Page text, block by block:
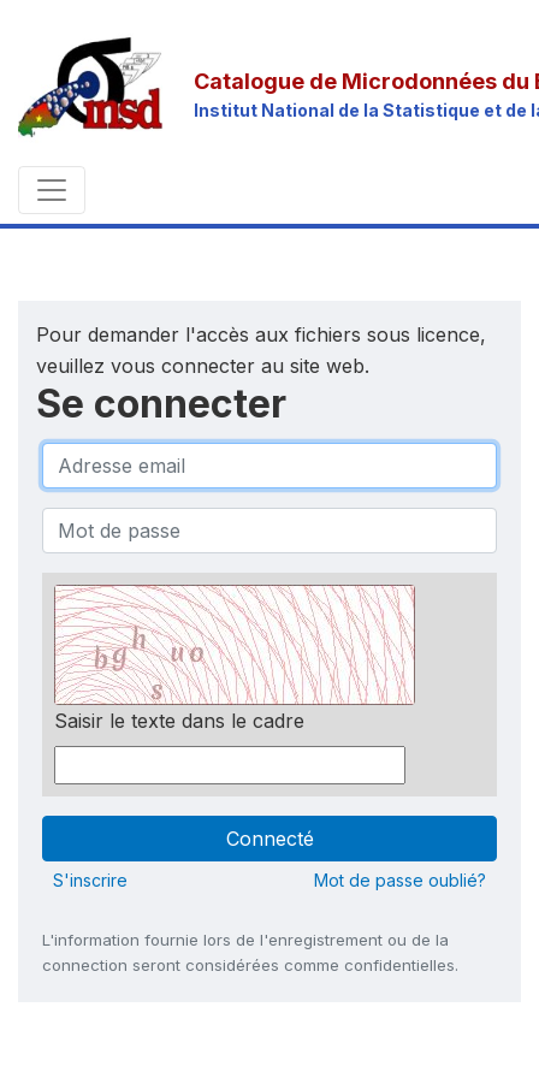
Catalogue de Microdonnées du
Institut National de la Statistique et de
Pour demander l'accès aux fichiers sous licence,
veuillez vous connecter au site web.
Se connecter
Saisir le texte dans le cadre
S'inscrire Mot de passe oublié?
L'information fournie lors de l'enregistrement ou de la
connection seront considérées comme confidentielles.